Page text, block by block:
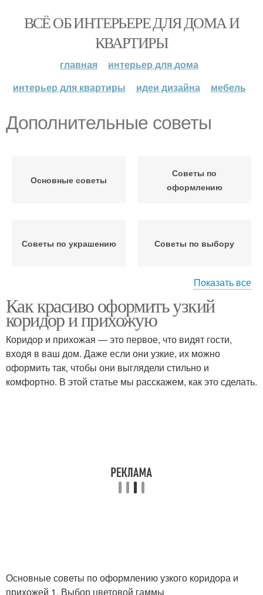
ВСЁ ОБ ИНТЕРЬЕРЕ ДЛЯ ДОМА И
КВАРТИРЫ
главная
интерьер для дома
интерьер для квартиры
идеи дизайна мебель
Дополнительные советы
Основные советы
Советы по
оформлению
Советы по украшению Советы по выбору
Советы по уходу
Дополнительные
украшения
Советы по подготовке Советы для зимы
Показать все
Как красиво оформить узкий
коридор и прихожую
Коридор и прихожая — это первое, что видят гости,
входя в ваш дом. Даже если они узкие, их можно
оформить так, чтобы они выглядели стильно и
комфортно. В этой статье мы расскажем, как это сделать.
Основные советы по оформлению узкого коридора и
прихожей 1. Выбор цветовой гаммы